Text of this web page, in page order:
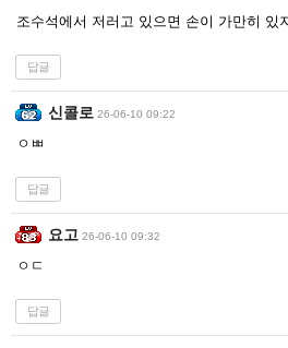
조수석에서 저러고 있으면 손이 가만히 있
답글
신콜로 26-06-10 09:22
ㅇㅃ
답글
요고 26-06-10 09:32
ㅇㄷ
답글